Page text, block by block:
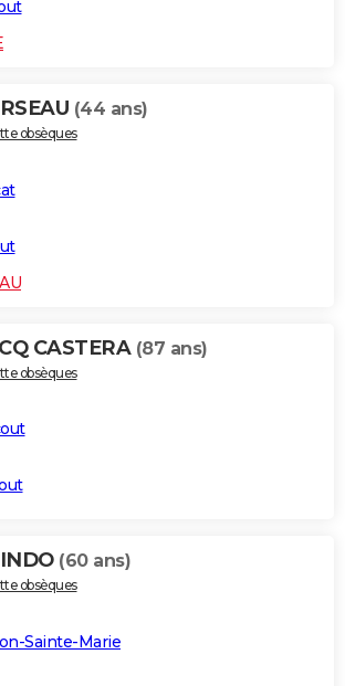
(44 ans)
obsèques
CASTERA (87 ans)
obsèques
(60 ans)
obsèques
Sainte-Marie